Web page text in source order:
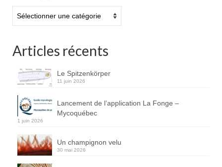
Articles récents
Le Spitzenkörper
11 juin 2026
Lancement de l’application La Fonge –
Mycoquébec
1 juin 2026
Un champignon velu
30 mai 2026